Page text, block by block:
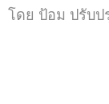
โดย ป้อม ปรับป